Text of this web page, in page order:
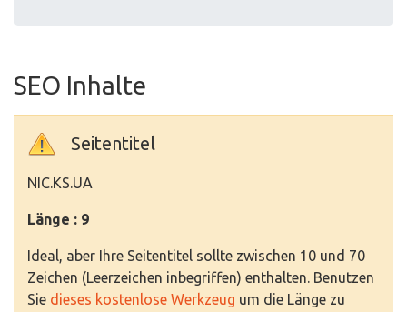
SEO Inhalte
Seitentitel
NIC.KS.UA
Länge : 9
Ideal, aber Ihre Seitentitel sollte zwischen 10 und 70
Zeichen (Leerzeichen inbegriffen) enthalten. Benutzen
Sie dieses kostenlose Werkzeug um die Länge zu